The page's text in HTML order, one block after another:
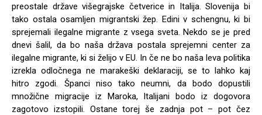
preostale države višegrajske četverice in Italija. Slovenija bi
tako ostala osamljen migrantski žep. Edini v schengnu, ki bi
sprejemali ilegalne migrante z vsega sveta. Nekdo se je pred
dnevi šalil, da bo naša država postala sprejemni center za
ilegalne migrante, ki si želijo v EU. In če ne bo naša leva politika
izrekla odločnega ne marakeški deklaraciji, se to lahko kaj
hitro zgodi. Španci niso tako neumni, da bodo dopustili
množične migracije iz Maroka, Italijani bodo iz dogovora
zagotovo izstopili. Ostane torej še zadnja pot – pot čez